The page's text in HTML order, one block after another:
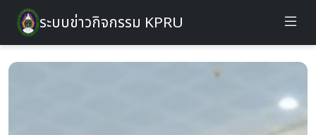
ระบบข่าวกิจกรรม KPRU